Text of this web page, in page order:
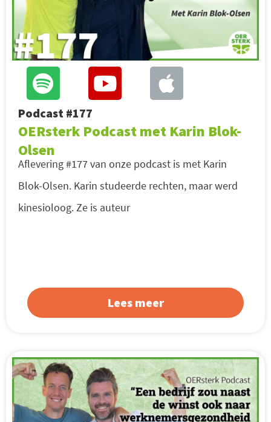
Podcast #177
OERsterk Podcast met Karin Blok-
Olsen
Aflevering #177 van onze podcast is met Karin
Blok-Olsen. Karin studeerde rechten, maar werd
kinesioloog. Ze is auteur
Lees meer